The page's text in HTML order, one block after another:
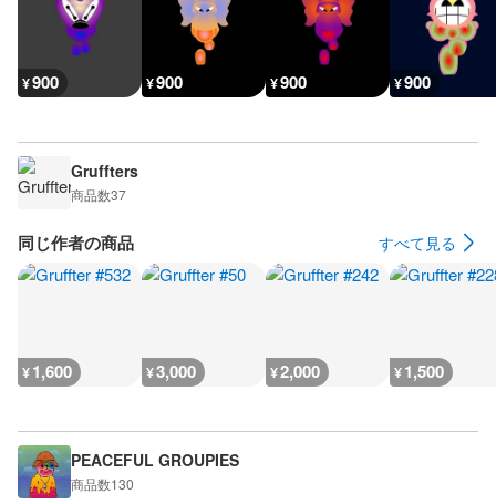
¥900 ¥900 ¥900 ¥900
Gruffters
商品数37
同じ作者の商品 すべて見る
¥1,600 ¥3,000 ¥2,000 ¥1,500
PEACEFUL GROUPIES
商品数130